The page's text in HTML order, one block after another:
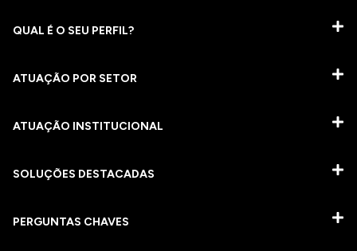
QUAL É O SEU PERFIL?
ATUAÇÃO POR SETOR
ATUAÇÃO INSTITUCIONAL
SOLUÇÕES DESTACADAS
PERGUNTAS CHAVES​